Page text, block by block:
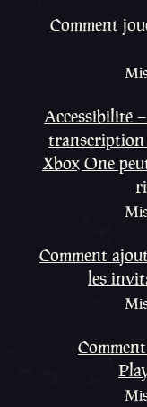
Comment
Accessibilité
transcription
Xbox One
Comment
les